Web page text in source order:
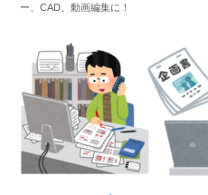
ー、CAD、動画編集に！